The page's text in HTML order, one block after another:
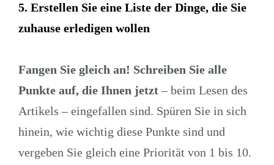
5. Erstellen Sie eine Liste der Dinge, die Sie
zuhause erledigen wollen
Fangen Sie gleich an! Schreiben Sie alle
Punkte auf, die Ihnen jetzt– beim Lesen des
Artikels – eingefallen sind. Spüren Sie in sich
hinein, wie wichtig diese Punkte sind und
vergeben Sie gleich eine Priorität von 1 bis 10.